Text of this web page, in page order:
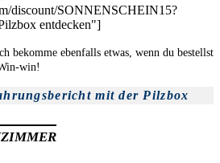
discount/SONNENSCHEIN15?
entdecken"]
bekomme ebenfalls etwas, wenn du bestellst
win!
mit der Pilzbox